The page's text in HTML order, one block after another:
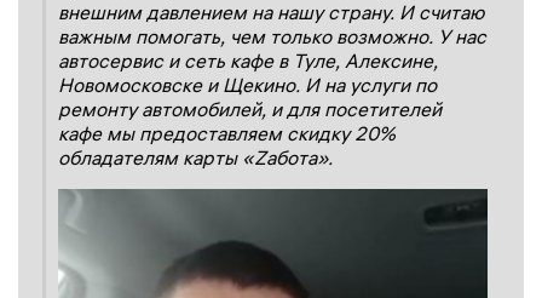
внешним давлением на нашу страну. И считаю
важным помогать, чем только возможно. У нас
автосервис и сеть кафе в Туле, Алексине,
Новомосковске и Щекино. И на услуги по
ремонту автомобилей, и для посетителей
кафе мы предоставляем скидку 20%
обладателям карты «Zабота».